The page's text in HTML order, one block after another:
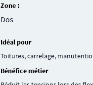
Zone :
Dos
Idéal pour
Toitures, carrelage,
Bénéfice métier